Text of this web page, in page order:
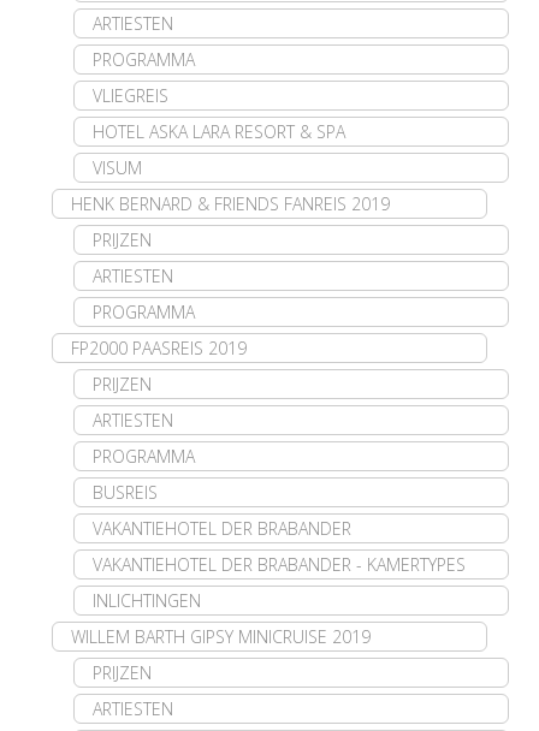
ARTIESTEN
PROGRAMMA
VLIEGREIS
HOTEL ASKA LARA RESORT & SPA
VISUM
HENK BERNARD & FRIENDS FANREIS 2019
PRIJZEN
ARTIESTEN
PROGRAMMA
FP2000 PAASREIS 2019
PRIJZEN
ARTIESTEN
PROGRAMMA
BUSREIS
VAKANTIEHOTEL DER BRABANDER
VAKANTIEHOTEL DER BRABANDER - KAMERTYPES
INLICHTINGEN
WILLEM BARTH GIPSY MINICRUISE 2019
PRIJZEN
ARTIESTEN